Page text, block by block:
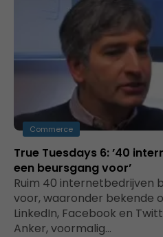
Commerce
True Tuesdays 6: ’40
een beursgang voor’
Ruim 40 internetbedrijven
voor, waaronder bekende
LinkedIn, Facebook en
Anker, voormalig…